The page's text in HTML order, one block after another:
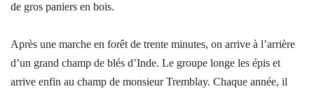
de gros paniers en bois.
Après une marche en forêt de trente minutes, on arrive à l’arrière
d’un grand champ de blés d’Inde. Le groupe longe les épis et
arrive enfin au champ de monsieur Tremblay. Chaque année, il